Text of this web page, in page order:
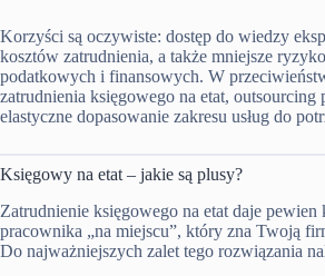
Korzyści są oczywiste: dostęp do wiedzy
kosztów zatrudnienia, a także mniejsze
podatkowych i finansowych. W
zatrudnienia księgowego na etat, outsourcing
elastyczne dopasowanie zakresu usług do
Księgowy na etat – jakie są plusy?
Zatrudnienie księgowego na etat daje pewien
pracownika „na miejscu”, który zna Twoją
Do najważniejszych zalet tego rozwiązania